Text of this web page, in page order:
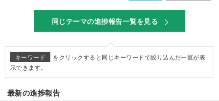
同じテーマの進捗報告一覧を見る
キーワード
をクリックすると同じキーワードで絞り込んだ一覧が表
示できます。
最新の進捗報告